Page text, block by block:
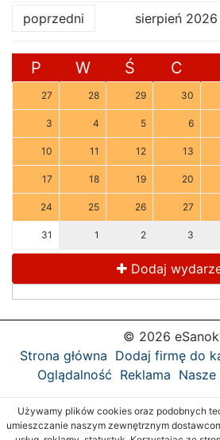
poprzedni sierpień 2026
P W Ś C
27 28 29 30
3 4 5 6
10 11 12 13
17 18 19 20
24 25 26 27
31 1 2 3
Dodaj
© 2026
Strona główna Dodaj firmę do
Oglądalność Reklama
Używamy plików cookies oraz podobnych
umieszczanie naszym zewnętrznym